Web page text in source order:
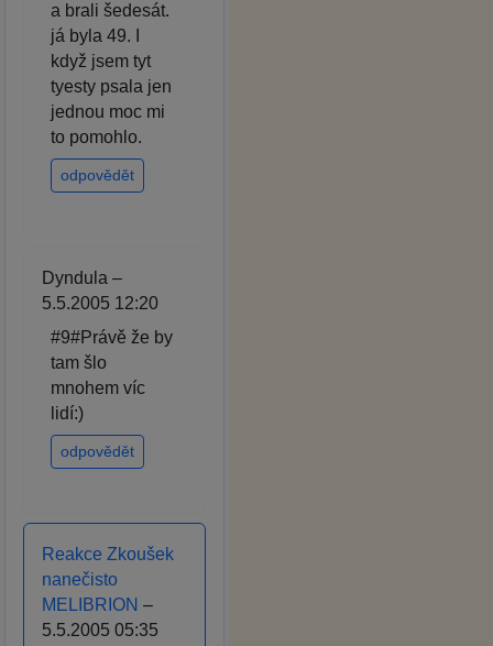
a brali šedesát.
já byla 49. I
když jsem tyt
tyesty psala jen
jednou moc mi
to pomohlo.
odpovědět
Dyndula –
5.5.2005 12:20
#9#Právě že by
tam šlo
mnohem víc
lidí:)
odpovědět
Reakce Zkoušek
nanečisto
MELIBRION –
5.5.2005 05:35